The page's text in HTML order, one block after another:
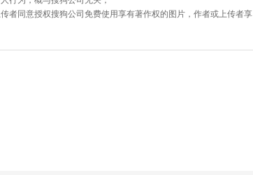
者同意授权搜狗公司免费使用享有著作权的图片，作者或上传者享